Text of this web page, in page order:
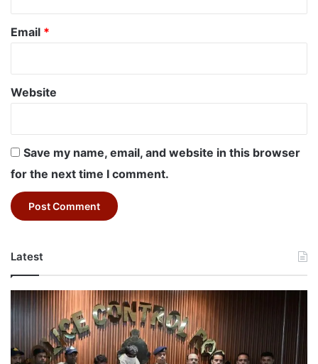
Email *
Website
Save my name, email, and website in this browser
for the next time I comment.
Latest
Amla
Theft
आमला
में